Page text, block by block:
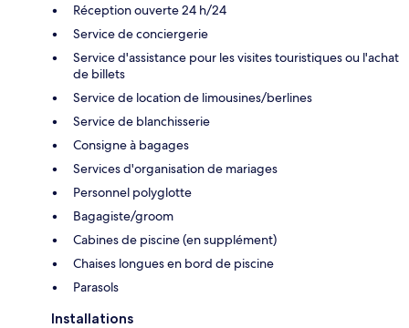
Réception ouverte 24 h/24
Service de conciergerie
Service d'assistance pour les visites touristiques ou l'achat
de billets
Service de location de limousines/berlines
Service de blanchisserie
Consigne à bagages
Services d'organisation de mariages
Personnel polyglotte
Bagagiste/groom
Cabines de piscine (en supplément)
Chaises longues en bord de piscine
Parasols
Installations